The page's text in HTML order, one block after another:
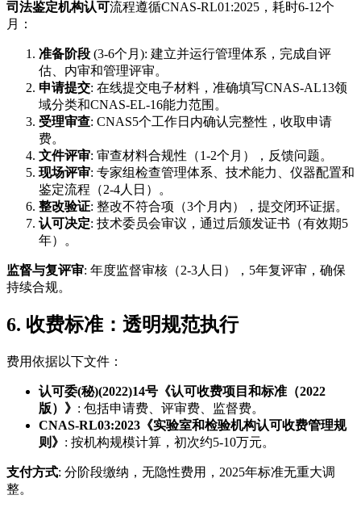
司法鉴定机构认可流程遵循CNAS-RL01:2025，耗时6-12个
月：
准备阶段 (3-6个月): 建立并运行管理体系，完成自评
估、内审和管理评审。
申请提交: 在线提交电子材料，准确填写CNAS-AL13领
域分类和CNAS-EL-16能力范围。
受理审查: CNAS5个工作日内确认完整性，收取申请
费。
文件评审: 审查材料合规性（1-2个月），反馈问题。
现场评审: 专家组检查管理体系、技术能力、仪器配置和
鉴定流程（2-4人日）。
整改验证: 整改不符合项（3个月内），提交闭环证据。
认可决定: 技术委员会审议，通过后颁发证书（有效期5
年）。
监督与复评审: 年度监督审核（2-3人日），5年复评审，确保
持续合规。
6. 收费标准：透明规范执行
费用依据以下文件：
认可委(秘)(2022)14号《认可收费项目和标准（2022
版）》 : 包括申请费、评审费、监督费。
CNAS-RL03:2023《实验室和检验机构认可收费管理规
则》 : 按机构规模计算，初次约5-10万元。
支付方式: 分阶段缴纳，无隐性费用，2025年标准无重大调
整。